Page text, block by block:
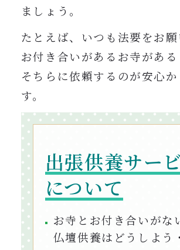
ましょう。
たとえば、いつも法要をお願
お付き合いがあるお寺がある
そちらに依頼するのが安心か
す。
出張供養サー
について
お寺とお付き合いがな
仏壇供養はどうしよう